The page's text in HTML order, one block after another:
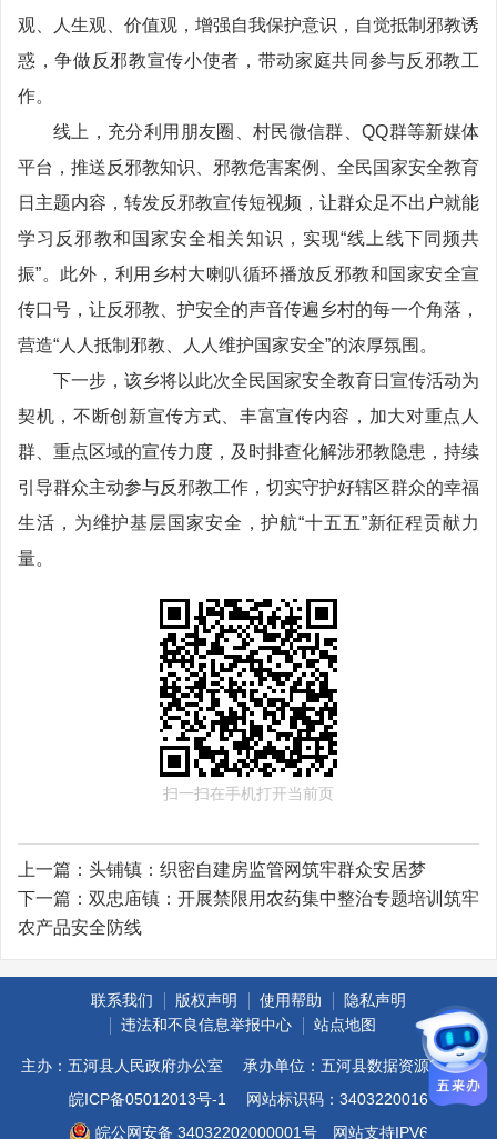
观、人生观、价值观，增强自我保护意识，自觉抵制邪教诱
惑，争做反邪教宣传小使者，带动家庭共同参与反邪教工
作。
线上，充分利用朋友圈、村民微信群、QQ群等新媒体
平台，推送反邪教知识、邪教危害案例、全民国家安全教育
日主题内容，转发反邪教宣传短视频，让群众足不出户就能
学习反邪教和国家安全相关知识，实现“线上线下同频共
振”。此外，利用乡村大喇叭循环播放反邪教和国家安全宣
传口号，让反邪教、护安全的声音传遍乡村的每一个角落，
营造“人人抵制邪教、人人维护国家安全”的浓厚氛围。
下一步，该乡将以此次全民国家安全教育日宣传活动为
契机，不断创新宣传方式、丰富宣传内容，加大对重点人
群、重点区域的宣传力度，及时排查化解涉邪教隐患，持续
引导群众主动参与反邪教工作，切实守护好辖区群众的幸福
生活，为维护基层国家安全，护航“十五五”新征程贡献力
量。
扫一扫在手机打开当前页
上一篇： 头铺镇：织密自建房监管网筑牢群众安居梦
下一篇： 双忠庙镇：开展禁限用农药集中整治专题培训筑牢
农产品安全防线
联系我们 版权声明 使用帮助
隐私声明
违法和不良信息举报中心
站点地图
主办：五河县人民政府办公室
承办单位：五河县数据资源管理局
皖ICP备05012013号-1
网站标识码：3403220016
皖公网安备 34032202000001号
网站支持IPV6